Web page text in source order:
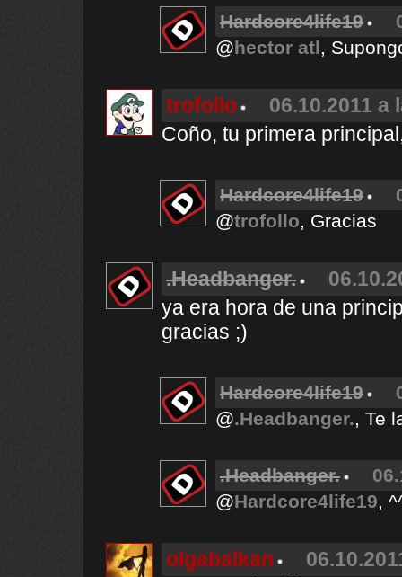
Hardcore4life19
@hector atl,
trofollo
06.10.2011 a
Coño, tu primera
Hardcore4life19
@trofollo, Gracias
.Headbanger.
ya era hora de una
gracias ;)
Hardcore4life19
@.Headbanger., Te
.Headbanger.
@Hardcore4life19,
olgabalkan